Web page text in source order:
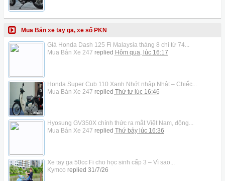
Mua Bán xe tay ga, xe số PKN
Giá Honda Dash 125 Fi Malaysia tháng 8 chỉ từ 74...
Mua Bán Xe 247 replied Hôm qua, lúc 16:17
Honda Super Cub 110 Xanh Nhớt nhập Nhật – Chiếc...
Mua Bán Xe 247 replied Thứ tư lúc 16:46
Hyosung GV350X chính thức ra mắt Việt Nam, động...
Mua Bán Xe 247 replied Thứ bảy lúc 16:36
Xe tay ga 50cc Fi cho học sinh cấp 3 – Vì sao...
Kymco replied 31/7/26